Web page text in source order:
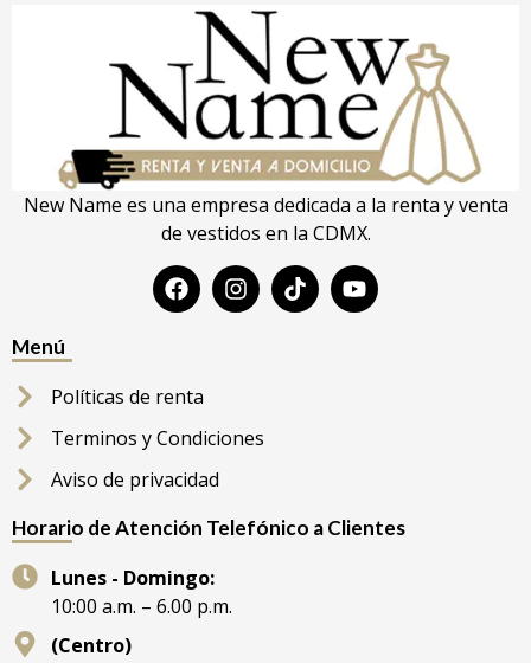
New Name es una empresa dedicada a la renta y venta
de vestidos en la CDMX.
Menú
Políticas de renta
Terminos y Condiciones
Aviso de privacidad
Horario de Atención Telefónico a Clientes
Lunes - Domingo:
10:00 a.m. – 6.00 p.m.
(Centro)